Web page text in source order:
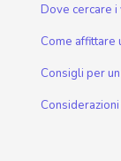
Dove cercare
Come affittare
Consigli per